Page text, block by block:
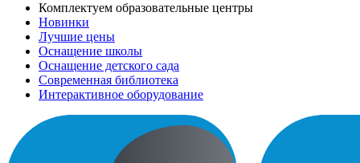
Комплектуем образовательные центры
Новинки
Лучшие цены
Оснащение школы
Оснащение детского сада
Современная библиотека
Интерактивное оборудование